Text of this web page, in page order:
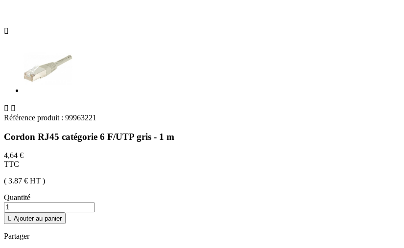

 
Référence produit : 99963221
Cordon RJ45 catégorie 6 F/UTP gris - 1 m
4,64 €
TTC
( 3.87 € HT )
Quantité
 Ajouter au panier
Partager